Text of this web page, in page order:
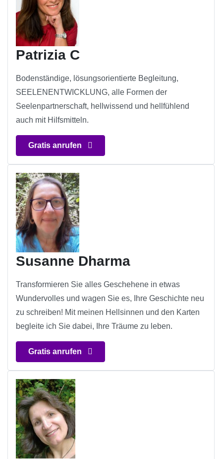
Patrizia C
Bodenständige, lösungsorientierte Begleitung,
SEELENENTWICKLUNG, alle Formen der
Seelenpartnerschaft, hellwissend und hellfühlend
auch mit Hilfsmitteln.
Gratis anrufen
Susanne Dharma
Transformieren Sie alles Geschehene in etwas
Wundervolles und wagen Sie es, Ihre Geschichte neu
zu schreiben! Mit meinen Hellsinnen und den Karten
begleite ich Sie dabei, Ihre Träume zu leben.
Gratis anrufen